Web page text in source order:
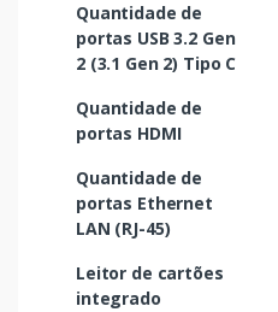
Quantidade de
portas USB 3.2 Gen
2 (3.1 Gen 2) Tipo C
Quantidade de
portas HDMI
Quantidade de
portas Ethernet
LAN (RJ-45)
Leitor de cartões
integrado